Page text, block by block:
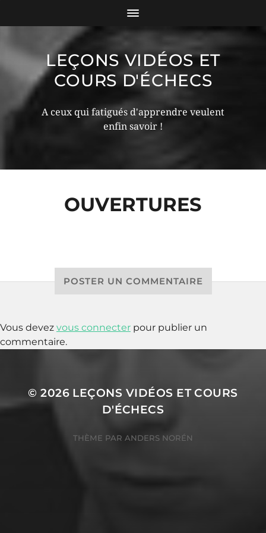
LEÇONS VIDÉOS ET
COURS D'ÉCHECS
A ceux qui fatigués d'apprendre veulent
enfin savoir !
OUVERTURES
POSTER UN COMMENTAIRE
Vous devez vous connecter pour publier un
commentaire.
© 2026 LEÇONS VIDÉOS ET COURS
D'ÉCHECS
THÈME PAR ANDERS NORÉN